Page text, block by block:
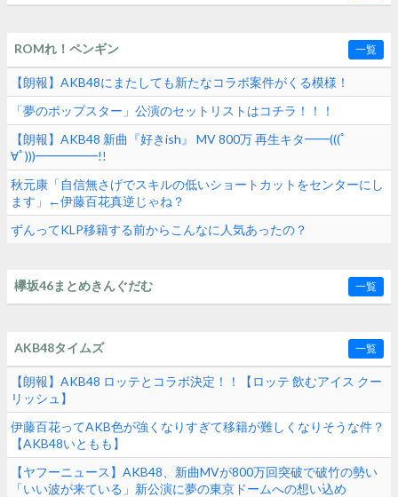
ROMれ！ペンギン 一覧
【朗報】AKB48にまたしても新たなコラボ案件がくる模様！
「夢のポップスター」公演のセットリストはコチラ！！！
【朗報】AKB48 新曲『好きish』 MV 800万 再生キタ━━(((ﾟ
∀ﾟ)))━━━━━!!
秋元康「自信無さげでスキルの低いショートカットをセンターにし
ます」←伊藤百花真逆じゃね？
ずんってKLP移籍する前からこんなに人気あったの？
欅坂46まとめきんぐだむ 一覧
AKB48タイムズ 一覧
【朗報】AKB48 ロッテとコラボ決定！！【ロッテ 飲むアイス クー
リッシュ】
伊藤百花ってAKB色が強くなりすぎて移籍が難しくなりそうな件？
【AKB48いともも】
【ヤフーニュース】AKB48、新曲MVが800万回突破で破竹の勢い
「いい波が来ている」新公演に夢の東京ドームへの想い込め